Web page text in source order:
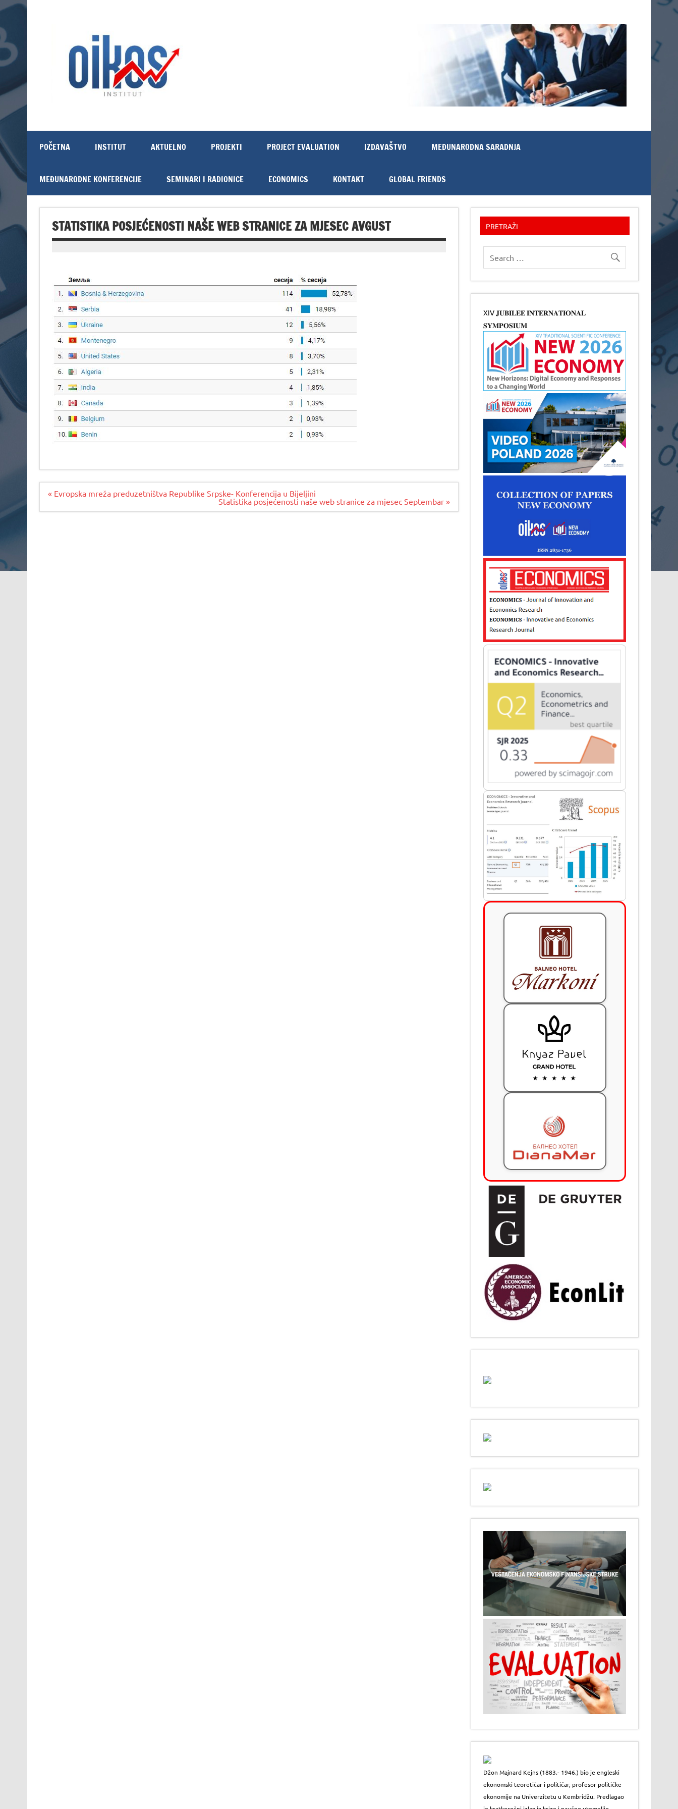
Skip
to
POČETNA INSTITUT AKTUELNO PROJEKTI PROJECT EVALUATION IZDAVAŠTVO MEĐUNARODNA SARADNJA
MEĐUNARODNE KONFERENCIJE SEMINARI I RADIONICE ECONOMICS KONTAKT GLOBAL FRIENDS
STATISTIKA POSJEĆENOSTI NAŠE WEB STRANICE ZA MJESEC AVGUST
Navigacija
članaka
« Evropska mreža preduzetništva Republike Srpske- Konferencija u Bijeljini
Statistika posjećenosti naše web stranice za mjesec Septembar »
PRETRAŽI
XIV 𝐉𝐔𝐁𝐈𝐋𝐄𝐄 𝐈𝐍𝐓𝐄𝐑𝐍𝐀𝐓𝐈𝐎𝐍𝐀𝐋
𝐒𝐘𝐌𝐏𝐎𝐒𝐈𝐔𝐌
Džon Majnard Kejns (1883.- 1946.) bio je engleski
ekonomski teoretičar i političar, profesor političke
ekonomije na Univerzitetu u Kembridžu. Predlagao